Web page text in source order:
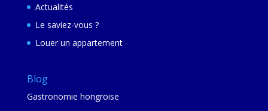
Actualités
Le saviez-vous ?
Louer un appartement
Blog
Gastronomie hongroise